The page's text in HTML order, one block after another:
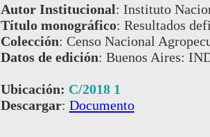
Autor Institucional: Instituto
Título monográfico: Resultados
Colección: Censo Nacional
Datos de edición: Buenos Aires:
Ubicación: C/2018 1
Descargar: Documento